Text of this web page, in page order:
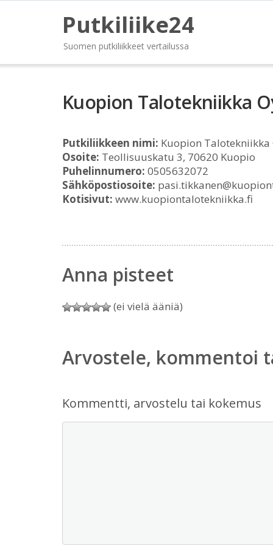
Putkiliike24
Suomen putkiliikkeet vertailussa
Kuopion Talotekniikka
Putkiliikkeen nimi: Kuopion Talotekniikka
Osoite: Teollisuuskatu 3, 70620 Kuopio
Puhelinnumero: 0505632072
Sähköpostiosoite:
Kotisivut: www.kuopiontalotekniikka.fi
Anna pisteet
(ei vielä ääniä)
Arvostele, kommentoi
Kommentti, arvostelu tai kokemus